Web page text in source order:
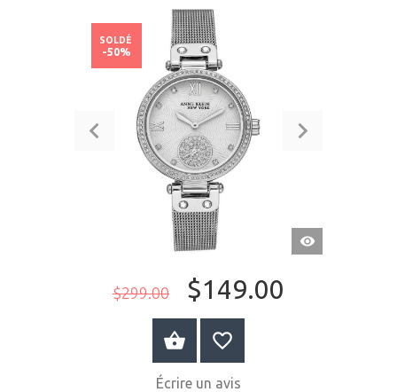
APERÇU
RAPIDE
$299.00 $149.00
SOLDÉ
-50%
ACHETER MAINTENANT
Écrire un avis